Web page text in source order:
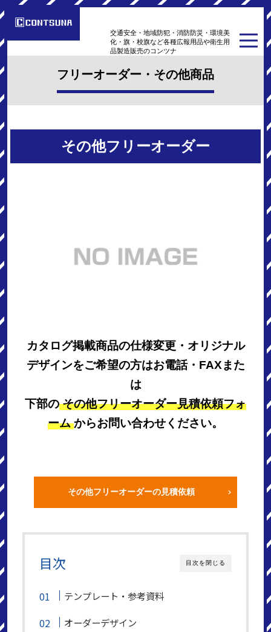
交通安全・地域防犯・消防防災・環境美
化・旗・校旗など各種広報用品や衛生用
品製造販売のコンツナ
フリーオーダー・その他商品
その他フリーオーダー
カタログ掲載商品の仕様変更・オリジナル
デザインをご希望の方はお電話・FAXまた
は
下部の その他フリーオーダー見積依頼フォ
ーム からお問い合わせください。
その他フリーオーダーの見積依頼
目次を閉じる
目次
テンプレート・参考資料
オーダーデザイン